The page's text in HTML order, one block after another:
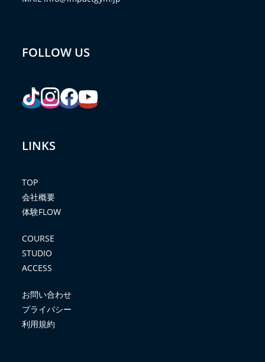
FOLLOW US
LINKS
TOP
会社概要
体験FLOW
COURSE
STUDIO
ACCESS
お問い合わせ
プライバシー
利用規約